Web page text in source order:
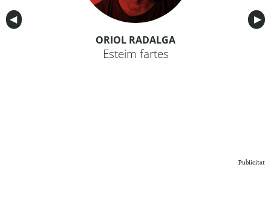
Anterior
◀︎ ▶︎
ORIOL RADALGA
Esteim fartes
Publicitat